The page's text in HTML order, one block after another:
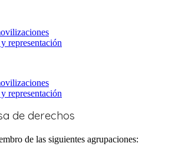
representación
representación
de derechos
de las siguientes agrupaciones: